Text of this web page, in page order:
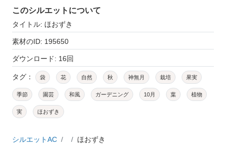
このシルエットについて
タイトル: ほおずき
素材のID: 195650
ダウンロード: 16回
タグ： 袋 花 自然 秋 神無月 栽培 果実
季節 園芸 和風 ガーデニング 10月 葉 植物
実 ほおずき
シルエットAC ほおずき